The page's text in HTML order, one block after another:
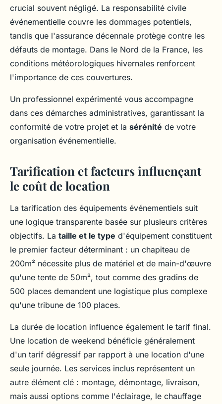
crucial souvent négligé. La responsabilité civile
événementielle couvre les dommages potentiels,
tandis que l'assurance décennale protège contre les
défauts de montage. Dans le Nord de la France, les
conditions météorologiques hivernales renforcent
l'importance de ces couvertures.
Un professionnel expérimenté vous accompagne
dans ces démarches administratives, garantissant la
conformité de votre projet et la sérénité de votre
organisation événementielle.
Tarification et facteurs influençant
le coût de location
La tarification des équipements événementiels suit
une logique transparente basée sur plusieurs critères
objectifs. La taille et le type d'équipement constituent
le premier facteur déterminant : un chapiteau de
200m² nécessite plus de matériel et de main-d'œuvre
qu'une tente de 50m², tout comme des gradins de
500 places demandent une logistique plus complexe
qu'une tribune de 100 places.
La durée de location influence également le tarif final.
Une location de weekend bénéficie généralement
d'un tarif dégressif par rapport à une location d'une
seule journée. Les services inclus représentent un
autre élément clé : montage, démontage, livraison,
mais aussi options comme l'éclairage, le chauffage